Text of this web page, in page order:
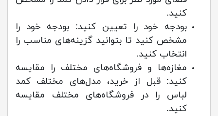
کنید.
بودجه خود را تعیین کنید: بودجه خود را
مشخص کنید تا بتوانید گزینه‌های مناسب را
انتخاب کنید.
مغازه‌ها و فروشگاه‌های مختلف را مقایسه
کنید: قبل از خرید، مدل‌های مختلف کمد
لباس را در فروشگاه‌های مختلف مقایسه
کنید.